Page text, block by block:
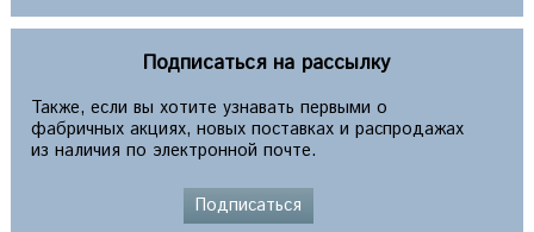
Подписаться на рассылку
Также, если вы хотите узнавать первыми о
фабричных акциях, новых поставках и распродажах
из наличия по электронной почте.
Подписаться